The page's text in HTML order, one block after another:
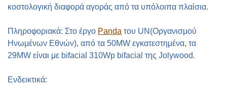
κοστολογική διαφορά αγοράς από τα υπόλοιπα πλαίσια.
Πληροφοριακά: Στο έργο Panda του UN (Οργανισμού
Ηνωμένων Εθνών), από τα 50MW εγκατεστημένα, τα
29MW είναι με bifacial 310Wp bifacial της Jolywood.
Ενδεικτικά: